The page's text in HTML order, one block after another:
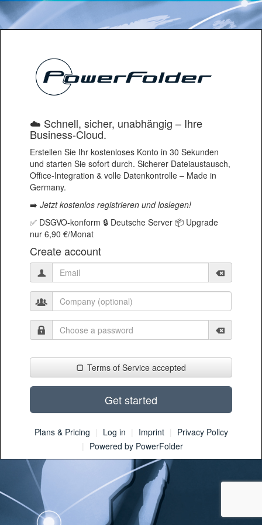
Skip to content
☁️ Schnell, sicher, unabhängig – Ihre
Business-Cloud.
Erstellen Sie Ihr kostenloses Konto in 30 Sekunden
und starten Sie sofort durch. Sicherer Dateiaustausch,
Office-Integration & volle Datenkontrolle – Made in
Germany.
➡️ Jetzt kostenlos registrieren und loslegen!
✅ DSGVO-konform 🔒 Deutsche Server 📦 Upgrade
nur 6,90 €/Monat
Create account
Email Clear
Company (optional)
Choose a password Clear
Terms of Service accepted
Plans & Pricing Log in Imprint
Privacy Policy
Powered by PowerFolder